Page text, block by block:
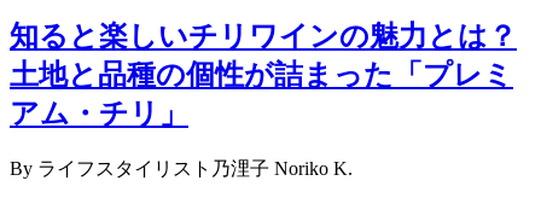
知ると楽しいチリワインの魅力とは？
土地と品種の個性が詰まった「プレミ
アム・チリ」
By ライフスタイリスト乃浬子 Noriko K.